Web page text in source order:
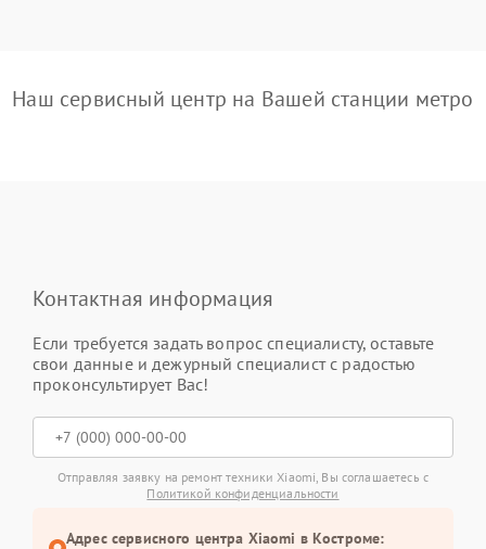
Наш сервисный центр на Вашей станции метро
Контактная информация
Если требуется задать вопрос специалисту, оставьте
свои данные и дежурный специалист с радостью
проконсультирует Вас!
Отправляя заявку на ремонт техники Xiaomi, Вы соглашаетесь с
Политикой конфиденциальности
Адрес сервисного центра Xiaomi в Костроме: